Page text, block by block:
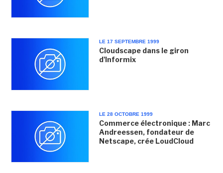
LE 17 SEPTEMBRE 1999
Cloudscape dans le giron
d'Informix
LE 28 OCTOBRE 1999
Commerce électronique : Marc
Andreessen, fondateur de
Netscape, crée LoudCloud